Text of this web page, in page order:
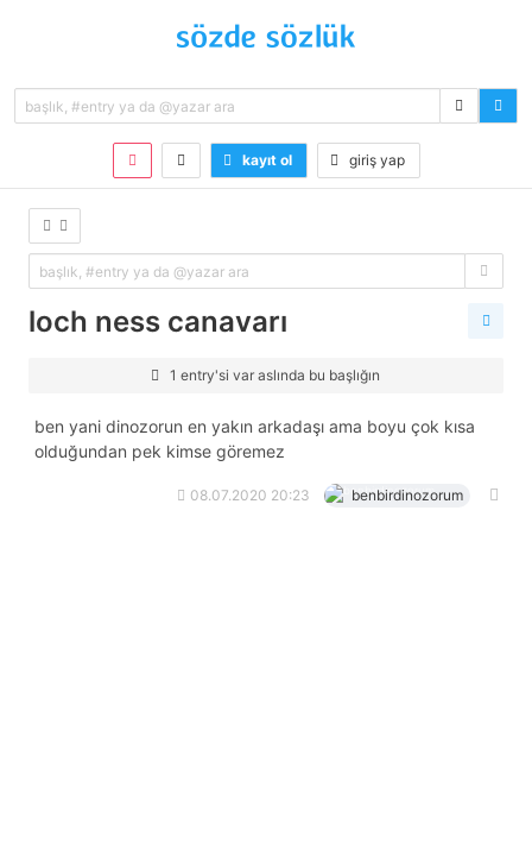
kayıt ol giriş yap
loch ness canavarı
1 entry'si var aslında bu başlığın
ben yani dinozorun en yakın arkadaşı ama boyu çok kısa
olduğundan pek kimse göremez
08.07.2020 20:23 benbirdinozorum